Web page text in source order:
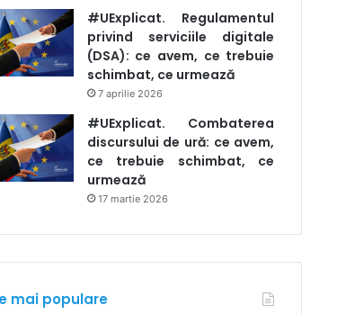
#UExplicat. Regulamentul
privind serviciile digitale
(DSA): ce avem, ce trebuie
schimbat, ce urmează
7 aprilie 2026
#UExplicat. Combaterea
discursului de ură: ce avem,
ce trebuie schimbat, ce
urmează
17 martie 2026
mai populare